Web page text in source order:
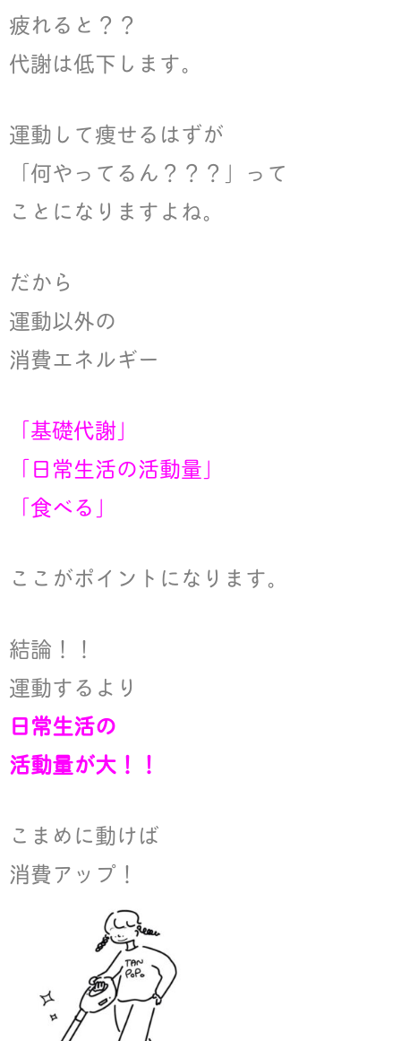
疲れると？？
代謝は低下します。
運動して痩せるはずが
「何やってるん？？？」って
ことになりますよね。
だから
運動以外の
消費エネルギー
「基礎代謝」
「日常生活の活動量」
「食べる」
ここがポイントになります。
結論！！
運動するより
日常生活の
活動量が大！！
こまめに動けば
消費アップ！